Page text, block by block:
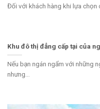
Đối với khách hàng khi lựa chọn
Khu đô thị đẳng cấp tại của
Nếu bạn ngán ngẩm với những
nhưng...